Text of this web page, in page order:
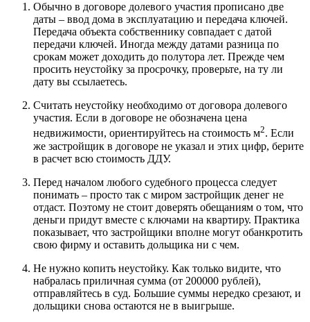
Обычно в договоре долевого участия прописано две
даты – ввод дома в эксплуатацию и передача ключей.
Передача объекта собственнику совпадает с датой
передачи ключей. Иногда между датами разница по
срокам может доходить до полутора лет. Прежде чем
просить неустойку за просрочку, проверьте, на ту ли
дату вы ссылаетесь.
Считать неустойку необходимо от договора долевого
участия. Если в договоре не обозначена цена
недвижимости, ориентируйтесь на стоимость м2. Если
же застройщик в договоре не указал и этих цифр, берите
в расчет всю стоимость ДДУ.
Перед началом любого судебного процесса следует
понимать – просто так с миром застройщик денег не
отдаст. Поэтому не стоит доверять обещаниям о том, что
деньги придут вместе с ключами на квартиру. Практика
показывает, что застройщики вполне могут обанкротить
свою фирму и оставить дольщика ни с чем.
Не нужно копить неустойку. Как только видите, что
набралась приличная сумма (от 200000 рублей),
отправляйтесь в суд. Большие суммы нередко срезают, и
дольщики снова остаются не в выигрыше.